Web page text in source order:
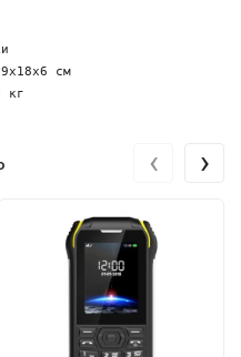
см
‹ ›